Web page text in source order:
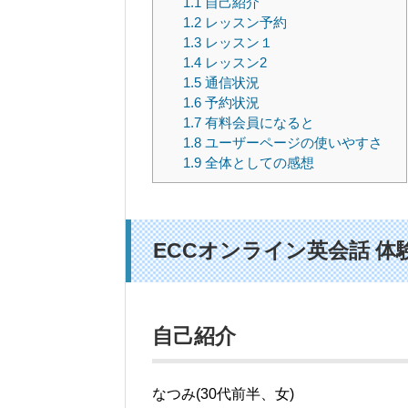
1.2レッスン予約
1.3レッスン１
1.4レッスン2
1.5通信状況
1.6予約状況
1.7有料会員になると
1.8ユーザーページの使いやすさ
1.9全体としての感想
ECCオンライン英会話 体
自己紹介
なつみ(30代前半、女)